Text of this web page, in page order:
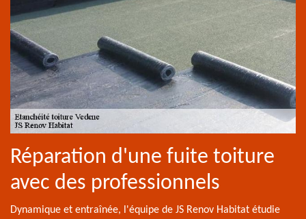
Réparation d'une fuite toiture
avec des professionnels
Dynamique et entraînée, l'équipe de JS Renov Habitat étudie